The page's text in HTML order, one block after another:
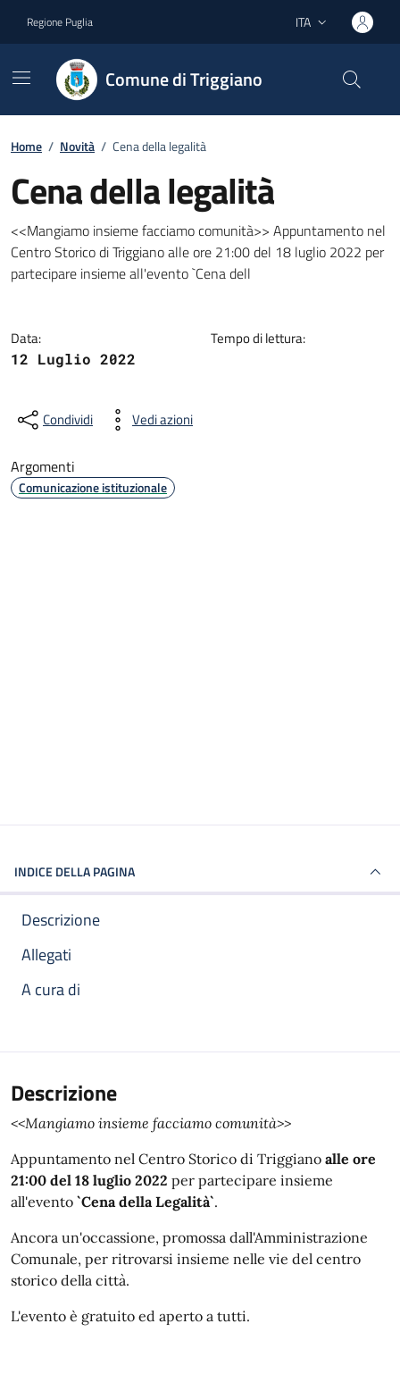
Regione Puglia Lingua attiva:
ITA
Comune di Triggiano
Home / Novità / Cena della legalità
Cena della legalità
Dettagli della notizia
<<Mangiamo insieme facciamo comunità>> Appuntamento nel
Centro Storico di Triggiano alle ore 21:00 del 18 luglio 2022 per
partecipare insieme all'evento `Cena dell
Data:
12 Luglio 2022
Tempo di lettura:
Condividi Vedi azioni
Argomenti
Comunicazione istituzionale
INDICE DELLA PAGINA
Descrizione
Allegati
A cura di
Descrizione
<<Mangiamo insieme facciamo comunità>>
Appuntamento nel Centro Storico di Triggiano alle ore
21:00 del 18 luglio 2022 per partecipare insieme
all'evento `Cena della Legalità`.
Ancora un'occassione, promossa dall'Amministrazione
Comunale, per ritrovarsi insieme nelle vie del centro
storico della città.
L'evento è gratuito ed aperto a tutti.